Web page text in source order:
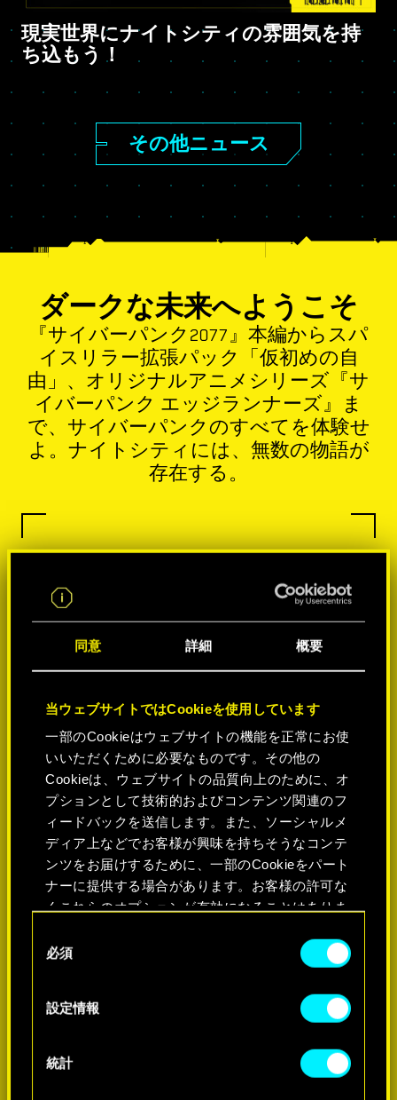
同意 詳細 概要
当ウェブサイトではCookieを使用しています
一部のCookieはウェブサイトの機能を正常にお使
いいただくために必要なものです。その他の
Cookieは、ウェブサイトの品質向上のために、オ
プションとして技術的およびコンテンツ関連のフ
ィードバックを送信します。また、ソーシャルメ
ディア上などでお客様が興味を持ちそうなコンテ
ンツをお届けするために、一部のCookieをパート
ナーに提供する場合があります。お客様の許可な
くこれらのオプションが有効になることはありま
Cookieの使用およびパフォーマンスの変更点に関
する詳細は、下記の「設定」メニューでご確認く
ださい。
必須
設定情報
統計
現実世界にナイトシティの雰囲気を持
ち込もう！
その他ニュース
ダークな未来へようこそ
『サイバーパンク2077』本編からスパ
イスリラー拡張パック「仮初めの自
由」、オリジナルアニメシリーズ『サ
イバーパンク エッジランナーズ』ま
で、サイバーパンクのすべてを体験せ
よ。ナイトシティには、無数の物語が
存在する。